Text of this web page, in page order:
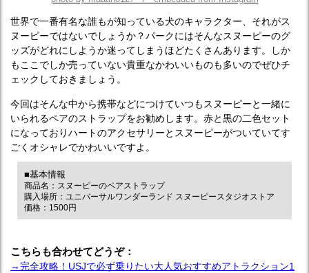
世界で一番有名な誰もが知っている犬のキャラクター、それがス
ヌーピーではないでしょうか？パークにはそんなスヌーピーのグ
ッズがどれにしようか迷ってしまうほどたくさんあります。しか
もここでしか売っていない貴重なかわいいものも多いのでぜひチ
ェックしておきましょう。
今回はそんな中から携帯などにつけていつもスヌーピーと一緒に
いられるペアのストラップをお勧めします。赤と黒の二色セット
になっておりハートのアクセサリーとスヌーピーがついていてす
ごくオシャレでかわいいですよ。
■基本情報
商品名：スヌーピーのペアストラップ
購入場所：ユニバーサルワンダーランド スヌーピースタジオストア
価格：1500円
こちらも合わせてどうぞ：
→完全攻略！USJで必ず乗りたい大人気おすすめアトラクション1